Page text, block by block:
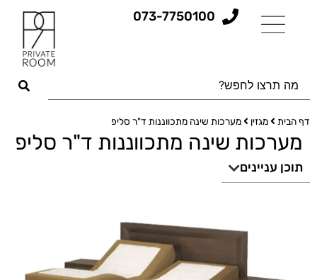
073-7750100
דף הבית מגזין מערכות שינה מתכווננות ד"ר סליפ
מערכות שינה מתכווננות ד"ר סליפ
תוכן עניינים